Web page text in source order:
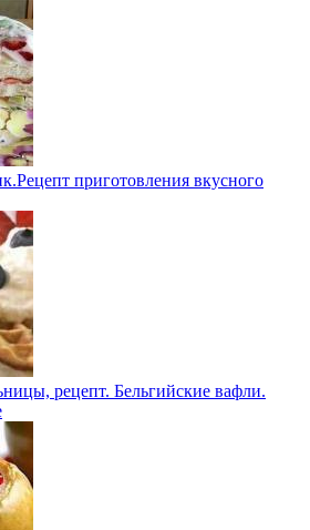
приготовления вкусного
рецепт. Бельгийские вафли.